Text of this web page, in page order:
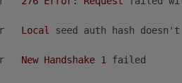
Local seed auth hash
New Handshake 1
failed